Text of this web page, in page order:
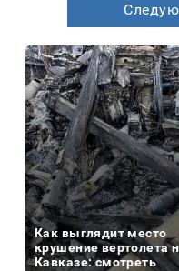
Как выглядит место
крушение вертолета
Кавказе: смотреть